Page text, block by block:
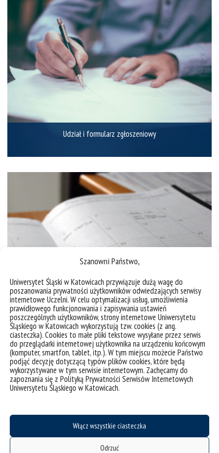
Szanowni Państwo,
Uniwersytet Śląski w Katowicach przywiązuje dużą wagę do
poszanowania prywatności użytkowników odwiedzających serwisy
internetowe Uczelni. W celu optymalizacji usług, umożliwienia
prawidłowego funkcjonowania i zapisywania ustawień
poszczególnych użytkowników, strony internetowe Uniwersytetu
Śląskiego w Katowicach wykorzystują tzw. cookies (z ang.
ciasteczka). Cookies to małe pliki tekstowe wysyłane przez serwis
do przeglądarki internetowej użytkownika na urządzeniu końcowym
(komputer, smartfon, tablet, itp.). W tym miejscu możecie Państwo
podjąć decyzję dotyczącą typów plików cookies, które będą
wykorzystywane w tym serwisie internetowym. Zachęcamy do
zapoznania się z Polityką Prywatności Serwisów Internetowych
Uniwersytetu Śląskiego w Katowicach.
Włącz wszystkie ciasteczka
Odrzuć
Udział i formularz zgłoszeniowy
Kwestie organizacyjne i program